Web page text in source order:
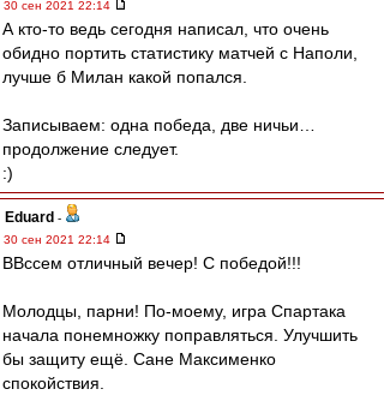
30 сен 2021 22:14
А кто-то ведь сегодня написал, что очень
обидно портить статистику матчей с Наполи,
лучше б Милан какой попался.
Записываем: одна победа, две ничьи…
продолжение следует.
:)
Eduard -
30 сен 2021 22:14
ВВссем отличный вечер! С победой!!!
Молодцы, парни! По-моему, игра Спартака
начала понемножку поправляться. Улучшить
бы защиту ещё. Сане Максименко
спокойствия.